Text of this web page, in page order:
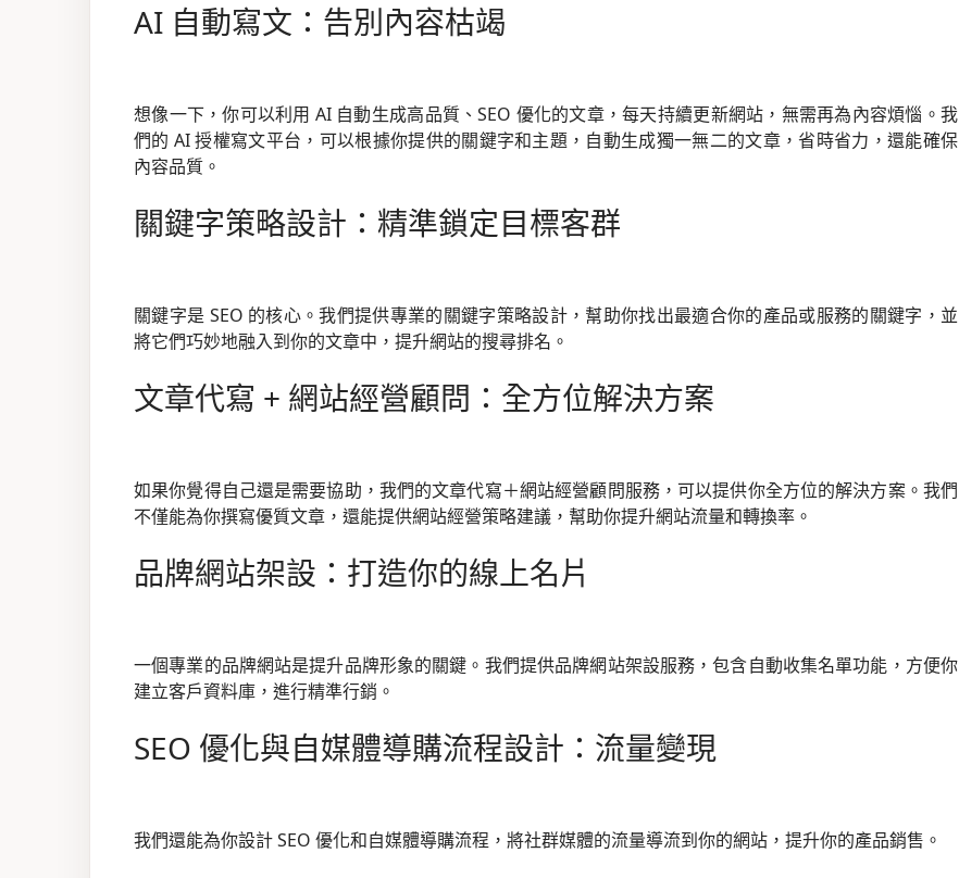
AI 自動寫文：告別內容枯竭
想像一下，你可以利用 AI 自動生成高品質、SEO 優化的文章，每天持續更新網站，無需再為內容煩惱。我
們的 AI 授權寫文平台，可以根據你提供的關鍵字和主題，自動生成獨一無二的文章，省時省力，還能確保
內容品質。
關鍵字策略設計：精準鎖定目標客群
關鍵字是 SEO 的核心。我們提供專業的關鍵字策略設計，幫助你找出最適合你的產品或服務的關鍵字，並
將它們巧妙地融入到你的文章中，提升網站的搜尋排名。
文章代寫 + 網站經營顧問：全方位解決方案
如果你覺得自己還是需要協助，我們的文章代寫＋網站經營顧問服務，可以提供你全方位的解決方案。我們
不僅能為你撰寫優質文章，還能提供網站經營策略建議，幫助你提升網站流量和轉換率。
品牌網站架設：打造你的線上名片
一個專業的品牌網站是提升品牌形象的關鍵。我們提供品牌網站架設服務，包含自動收集名單功能，方便你
建立客戶資料庫，進行精準行銷。
SEO 優化與自媒體導購流程設計：流量變現
我們還能為你設計 SEO 優化和自媒體導購流程，將社群媒體的流量導流到你的網站，提升你的產品銷售。